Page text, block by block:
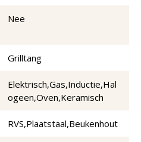
Nee
Grilltang
Elektrisch,Gas,Inductie,Hal
ogeen,Oven,Keramisch
RVS,Plaatstaal,Beukenhout